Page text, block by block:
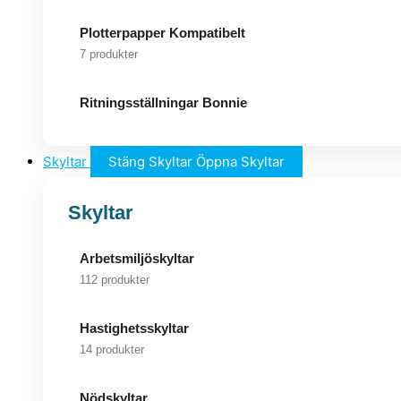
Plotterpapper Kompatibelt
7 produkter
Ritningsställningar Bonnie
Skyltar Stäng Skyltar Öppna Skyltar
Skyltar
Arbetsmiljöskyltar
112 produkter
Hastighetsskyltar
14 produkter
Nödskyltar